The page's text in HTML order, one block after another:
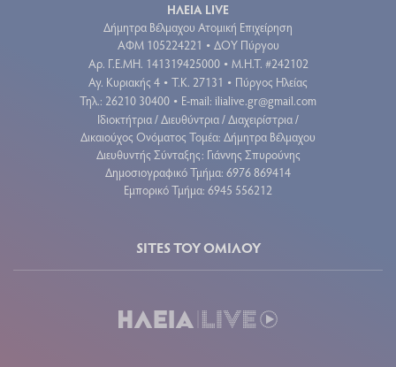
ΗΛΕΙΑ LIVE
Δήμητρα Βέλμαχου Ατομική Επιχείρηση
ΑΦΜ 105224221 • ΔΟΥ Πύργου
Aρ. Γ.Ε.ΜΗ. 141319425000 • Μ.Η.Τ. #242102
Αγ. Κυριακής 4 • Τ.Κ. 27131 • Πύργος Ηλείας
Τηλ.: 26210 30400 • E-mail: ilialive.gr@gmail.com
Ιδιοκτήτρια / Διευθύντρια / Διαχειρίστρια /
Δικαιούχος Ονόματος Τομέα: Δήμητρα Βέλμαχου
Διευθυντής Σύνταξης: Γιάννης Σπυρούνης
Δημοσιογραφικό Τμήμα: 6976 869414
Εμπορικό Τμήμα: 6945 556212
SITES ΤΟΥ ΟΜΙΛΟΥ